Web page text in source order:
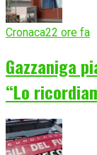
Cronaca22 ore fa
Gazzaniga
“Lo